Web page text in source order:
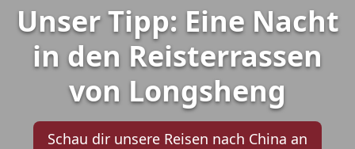
Unser Tipp: Eine Nacht
in den Reisterrassen
von Longsheng
Schau dir unsere Reisen nach China an